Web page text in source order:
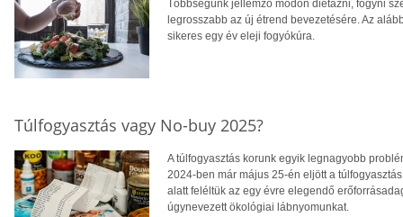
Többségünk jellemző módon diétázni, fogyni
legrosszabb az új étrend bevezetésére. Az
sikeres egy év eleji fogyókúra.
Túlfogyasztás vagy No-buy 2025?
A túlfogyasztás korunk egyik legnagyobb
2024-ben már május 25-én eljött a
alatt feléltük az egy évre elegendő
úgynevezett ökológiai lábnyomunkat.